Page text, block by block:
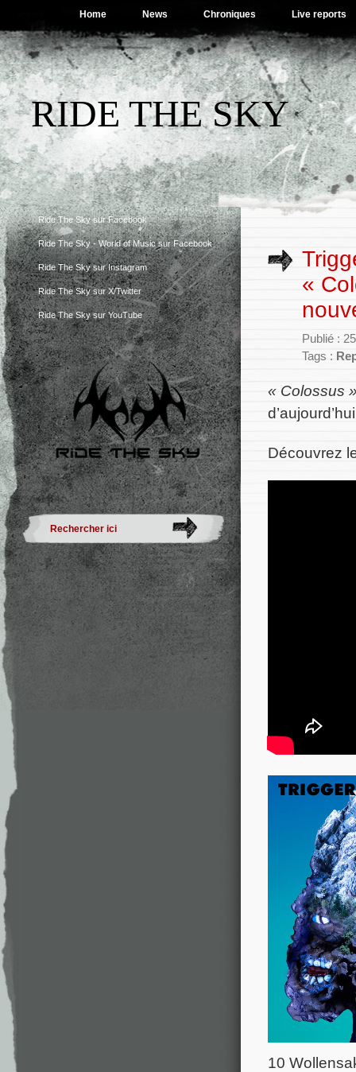
Home News Chroniques Live reports
RIDE THE SKY
Ride The Sky sur Facebook
Ride The Sky - World of Music sur Facebook
Ride The Sky sur Instagram
Ride The Sky sur X/Twitter
Ride The Sky sur YouTube
«
Publié :
Tags :
« Colossus
Découvrez
10